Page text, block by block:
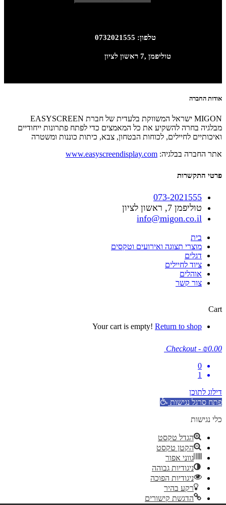
טלפון: 0732021555
טוליפמן ,7 ראשון לציון
אודות החברה
MIGON ישראל המשווקת בלעדית של חברת EASYSCREEN
מבלגיה בחרה להשקיע את כל המאמצים כדי לפתח פתרונות ייחודיים
ואיכותיים לחיילים, לכוחות הבטחון, צבא, כיתות כוננות ומשטרה
אתר החברה בבלגיה: www.easyscreendisplay.com
פרטי התקשרות
073-2021555
טוליפמן 7, ראשון לציון
info@migon.co.il
בית
מוצרי תצוגה ואירועים וטקסים
דגלים
ציוד לחיילים
אוהלים
צור קשר
Cart
Your cart is empty! Return to shop
Checkout - ₪0.00
0
1
דילוג לתוכן
פתח סרגל נגישות
כלי נגישות
הגדל טקסט
הקטן טקסט
גווני אפור
ניגודיות גבוהה
ניגודיות הפוכה
רקע בהיר
הדגשת קישורים